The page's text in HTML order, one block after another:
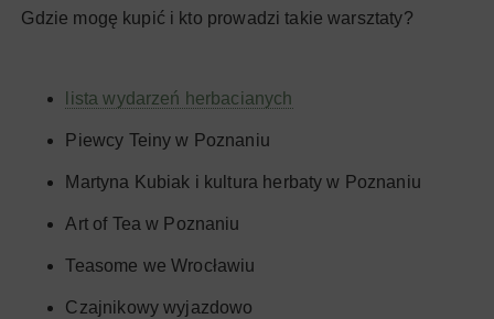
Gdzie mogę kupić i kto prowadzi takie warsztaty?
lista wydarzeń herbacianych
Piewcy Teiny w Poznaniu
Martyna Kubiak i kultura herbaty w Poznaniu
Art of Tea w Poznaniu
Teasome we Wrocławiu
Czajnikowy wyjazdowo